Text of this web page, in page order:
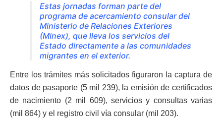
Estas jornadas forman parte del
programa de acercamiento consular del
Ministerio de Relaciones Exteriores
(Minex), que lleva los servicios del
Estado directamente a las comunidades
migrantes en el exterior.
Entre los trámites más solicitados figuraron la captura de
datos de pasaporte (5 mil 239), la emisión de certificados
de nacimiento (2 mil 609), servicios y consultas varias
(mil 864) y el registro civil vía consular (mil 203).